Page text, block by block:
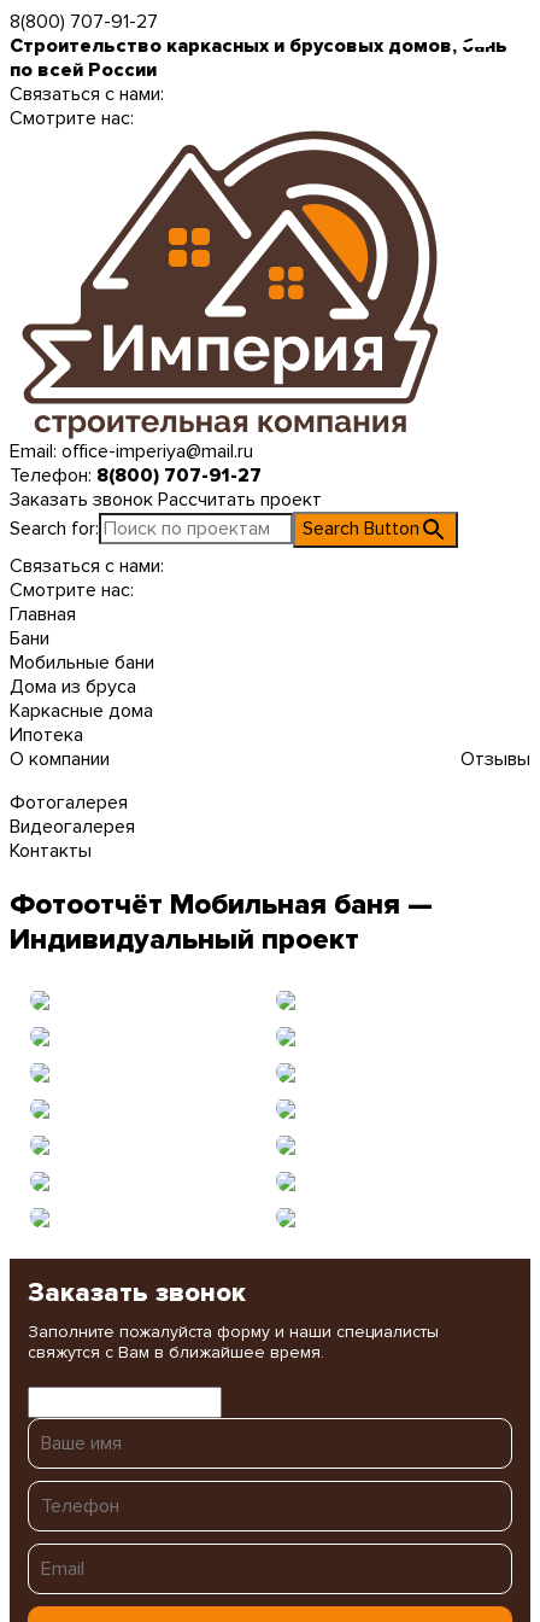
8(800) 707-91-27
Строительство каркасных и брусовых домов, бань
по всей России
Связаться с нами:
Смотрите нас:
Email: office-imperiya@mail.ru
Телефон: 8(800) 707-91-27
Заказать звонок Рассчитать проект
Search for:
Search Button
Связаться с нами:
Смотрите нас:
Главная
Бани
Мобильные бани
Дома из бруса
Каркасные дома
Ипотека
О компании
Отзывы
Фотогалерея
Видеогалерея
Контакты
Фотоотчёт Мобильная баня —
Индивидуальный проект
Заказать звонок
Заполните пожалуйста форму и наши специалисты
свяжутся с Вам в ближайшее время.